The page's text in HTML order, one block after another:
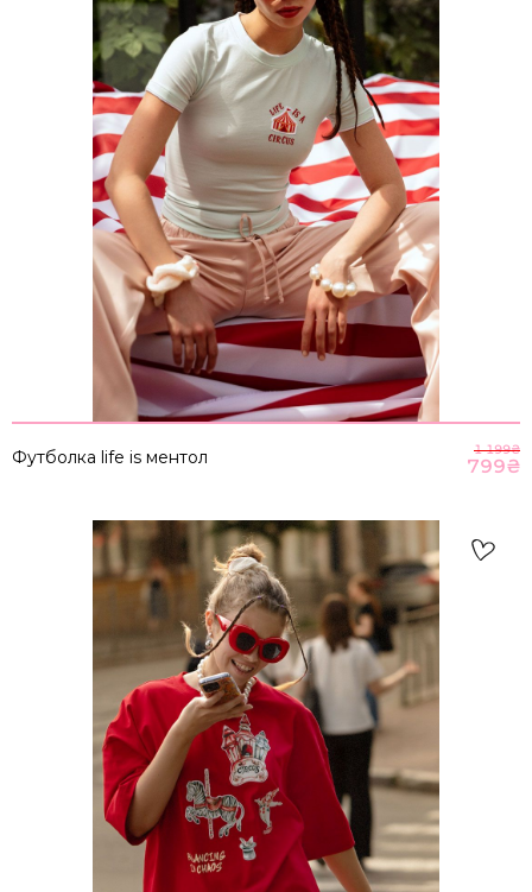
Футболка life is ментол 1 199₴
799₴